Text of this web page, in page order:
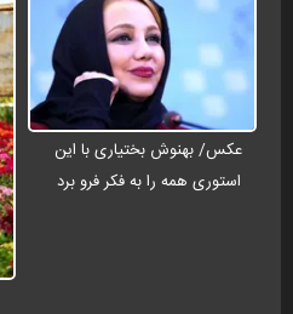
عکس/ بهنوش بختیاری با این
استوری همه را به فکر فرو برد